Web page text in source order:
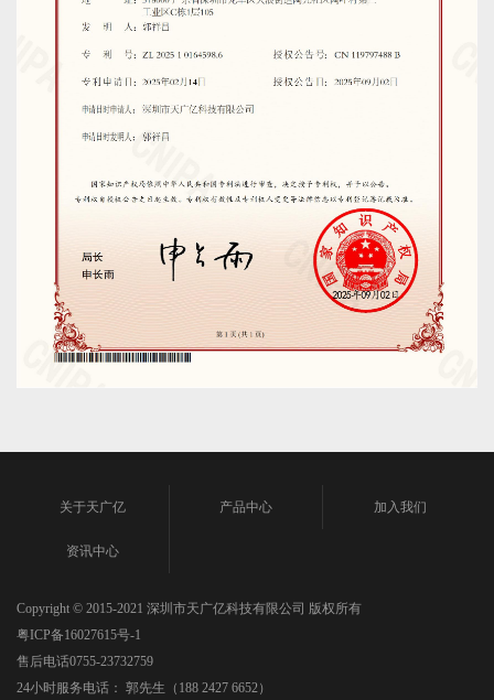
关于天广亿 产品中心 加入我们
资讯中心
Copyright © 2015-2021 深圳市天广亿科技有限公司 版权所有
粤ICP备16027615号-1
售后电话0755-23732759
24小时服务电话： 郭先生（188 2427 6652）